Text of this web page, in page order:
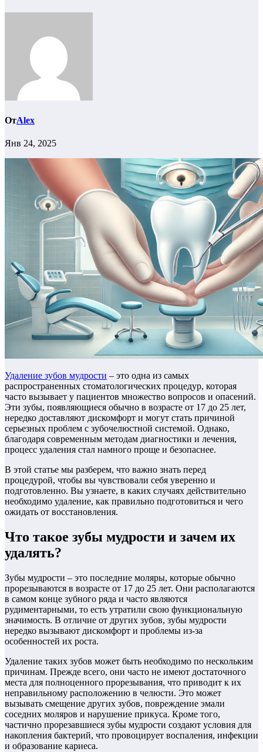
ОтAlex
Янв 24, 2025
Удаление зубов мудрости – это одна из самых
распространенных стоматологических процедур, которая
часто вызывает у пациентов множество вопросов и опасений.
Эти зубы, появляющиеся обычно в возрасте от 17 до 25 лет,
нередко доставляют дискомфорт и могут стать причиной
серьезных проблем с зубочелюстной системой. Однако,
благодаря современным методам диагностики и лечения,
процесс удаления стал намного проще и безопаснее.
В этой статье мы разберем, что важно знать перед
процедурой, чтобы вы чувствовали себя уверенно и
подготовленно. Вы узнаете, в каких случаях действительно
необходимо удаление, как правильно подготовиться и чего
ожидать от восстановления.
Что такое зубы мудрости и зачем их
удалять?
Зубы мудрости – это последние моляры, которые обычно
прорезываются в возрасте от 17 до 25 лет. Они располагаются
в самом конце зубного ряда и часто являются
рудиментарными, то есть утратили свою функциональную
значимость. В отличие от других зубов, зубы мудрости
нередко вызывают дискомфорт и проблемы из-за
особенностей их роста.
Удаление таких зубов может быть необходимо по нескольким
причинам. Прежде всего, они часто не имеют достаточного
места для полноценного прорезывания, что приводит к их
неправильному расположению в челюсти. Это может
вызывать смещение других зубов, повреждение эмали
соседних моляров и нарушение прикуса. Кроме того,
частично прорезавшиеся зубы мудрости создают условия для
накопления бактерий, что провоцирует воспаления, инфекции
и образование кариеса.